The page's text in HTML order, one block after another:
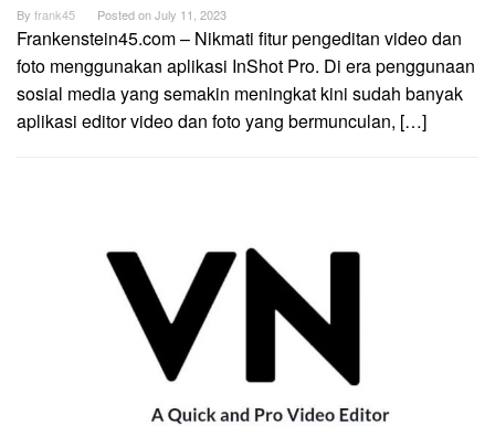
By frank45 Posted onJuly 11, 2023
Frankenstein45.com – Nikmati fitur pengeditan video dan
foto menggunakan aplikasi InShot Pro. Di era penggunaan
sosial media yang semakin meningkat kini sudah banyak
aplikasi editor video dan foto yang bermunculan, […]